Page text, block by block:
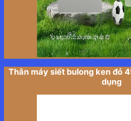
Thân máy siết bulong ken đỏ
dụng